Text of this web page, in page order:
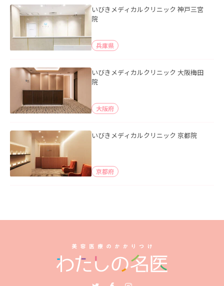
いびきメディカルクリニック 神戸三宮
院
兵庫県
いびきメディカルクリニック 大阪梅田
院
大阪府
いびきメディカルクリニック 京都院
京都府